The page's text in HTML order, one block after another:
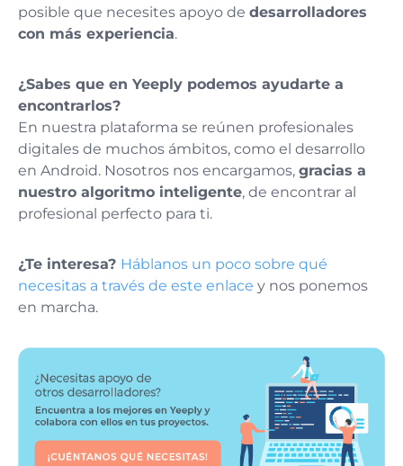
posible que necesites apoyo de desarrolladores
con más experiencia.
¿Sabes que en Yeeply podemos ayudarte a
encontrarlos?
En nuestra plataforma se reúnen profesionales
digitales de muchos ámbitos, como el desarrollo
en Android. Nosotros nos encargamos, gracias a
nuestro algoritmo inteligente, de encontrar al
profesional perfecto para ti.
¿Te interesa? Háblanos un poco sobre qué
necesitas a través de este enlace y nos ponemos
en marcha.